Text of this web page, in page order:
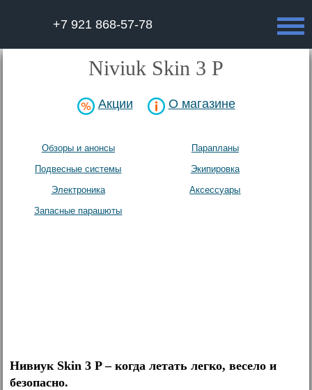
+7 921 868-57-78
Niviuk Skin 3 P
Акции О магазине
Обзоры и анонсы
Парапланы
Подвесные системы
Экипировка
Электроника
Аксесcуары
Запасные парашюты
Нивиук Skin 3 P – когда летать легко, весело и
безопасно.